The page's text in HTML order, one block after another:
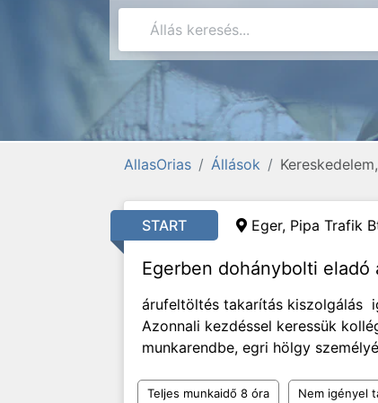
AllasOrias Állások
START Eger, Pipa Trafik
Egerben dohánybolti eladó
árufeltöltés takarítás kiszolgálás
Azonnali kezdéssel keressük
munkarendbe, egri hölgy
Teljes munkaidő 8 óra Nem igényel